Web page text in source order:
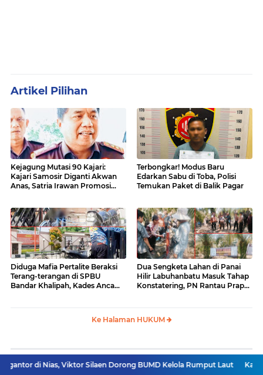
Artikel Pilihan
Kejagung Mutasi 90 Kajari:
Kajari Samosir Diganti Akwan
Anas, Satria Irawan Promosi
Terbongkar! Modus Baru
Edarkan Sabu di Toba, Polisi
Temukan Paket di Balik Pagar
Diduga Mafia Pertalite Beraksi
Terang-terangan di SPBU
Bandar Khalipah, Kades Ancam
Dua Sengketa Lahan di Panai
Hilir Labuhanbatu Masuk Tahap
Konstatering, PN Rantau Prapat
Ke Halaman HUKUM
Berita Terpopuler
Viktor Silaen Dorong BUMD Kelola Rumput Laut Kasatresnarkoba